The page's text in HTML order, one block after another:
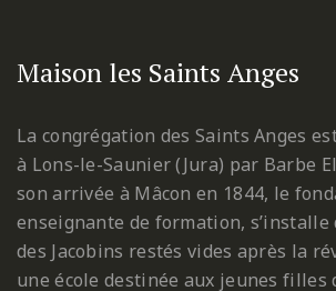
Maison les Saints Anges
La congrégation des Saints Anges
à Lons-le-Saunier (Jura) par Barbe
son arrivée à Mâcon en 1844, le
enseignante de formation, s’installe
des Jacobins restés vides après la
une école destinée aux jeunes filles